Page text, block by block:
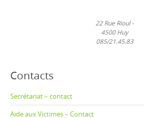
22 Rue Rioul -
4500 Huy
085/21.45.83
Contacts
Secrétariat – contact
Aide aux Victimes – Contact